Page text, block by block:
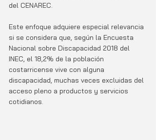
del CENAREC.
Este enfoque adquiere especial relevancia
si se considera que, según la Encuesta
Nacional sobre Discapacidad 2018 del
INEC, el 18,2% de la población
costarricense vive con alguna
discapacidad, muchas veces excluidas del
acceso pleno a productos y servicios
cotidianos.